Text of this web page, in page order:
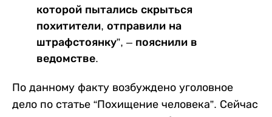
которой пытались скрыться
похитители, отправили на
штрафстоянку”, – пояснили в
ведомстве.
По данному факту возбуждено уголовное
дело по статье “Похищение человека”. Сейчас